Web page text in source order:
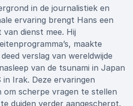
in de journalistiek en
ervaring brengt Hans een
dienst mee. Hij
maakte
verslag van wereldwijde
van de tsunami in Japan
Irak. Deze ervaringen
om scherpe vragen te stellen
duiden verder aangescherpt.